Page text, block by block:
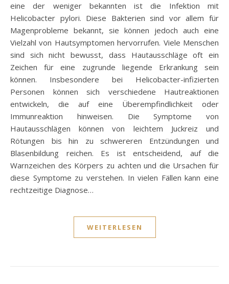
eine der weniger bekannten ist die Infektion mit
Helicobacter pylori. Diese Bakterien sind vor allem für
Magenprobleme bekannt, sie können jedoch auch eine
Vielzahl von Hautsymptomen hervorrufen. Viele Menschen
sind sich nicht bewusst, dass Hautausschläge oft ein
Zeichen für eine zugrunde liegende Erkrankung sein
können. Insbesondere bei Helicobacter-infizierten
Personen können sich verschiedene Hautreaktionen
entwickeln, die auf eine Überempfindlichkeit oder
Immunreaktion hinweisen. Die Symptome von
Hautausschlägen können von leichtem Juckreiz und
Rötungen bis hin zu schwereren Entzündungen und
Blasenbildung reichen. Es ist entscheidend, auf die
Warnzeichen des Körpers zu achten und die Ursachen für
diese Symptome zu verstehen. In vielen Fällen kann eine
rechtzeitige Diagnose…
WEITERLESEN